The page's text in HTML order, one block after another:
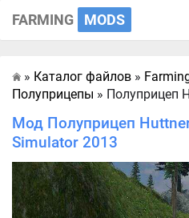
FARMING MODS
Главная
» Каталог файлов »
Полуприцепы » Полуприцеп
Мод Полуприцеп
Simulator 2013